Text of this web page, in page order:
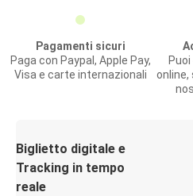
Pagamenti sicuri
Paga con Paypal, Apple Pay,
Visa e carte internazionali
online,
Biglietto digitale e
Tracking in tempo
reale